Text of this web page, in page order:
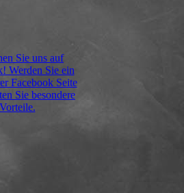
Sie uns auf
Werden Sie ein
Facebook Seite
Sie besondere
Vorteile.